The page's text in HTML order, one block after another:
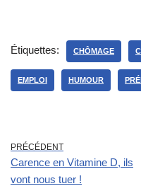
Étiquettes: CHÔMAGE
EMPLOI HUMOUR
PRÉCÉDENT
Carence en Vitamine D, ils
vont nous tuer !